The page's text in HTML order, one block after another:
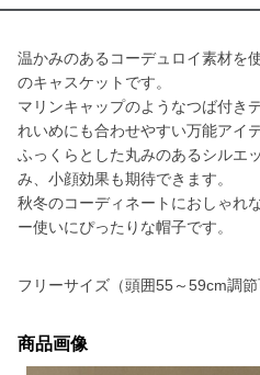
温かみのあるコーデュロイ素材を
のキャスケットです。
マリンキャップのようなつば付き
れいめにも合わせやすい万能アイ
ふっくらとした丸みのあるシルエ
み、小顔効果も期待できます。
秋冬のコーディネートにおしゃれ
ー使いにぴったりな帽子です。
フリーサイズ（頭囲55～59cm調節
商品画像